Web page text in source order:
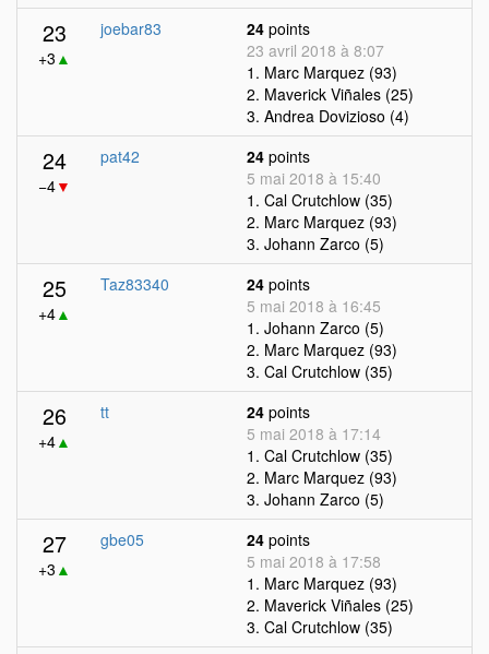
23
+3 ▲
joebar83 24 points
23 avril 2018 à 8:07
1. Marc Marquez (93)
2. Maverick Viñales (25)
3. Andrea Dovizioso (4)
24
−4▼
pat42 24 points
5 mai 2018 à 15:40
1. Cal Crutchlow (35)
2. Marc Marquez (93)
3. Johann Zarco (5)
25
+4▲
Taz83340 24 points
5 mai 2018 à 16:45
1. Johann Zarco (5)
2. Marc Marquez (93)
3. Cal Crutchlow (35)
26
+4▲
tt 24 points
5 mai 2018 à 17:14
1. Cal Crutchlow (35)
2. Marc Marquez (93)
3. Johann Zarco (5)
27
+3 ▲
gbe05 24 points
5 mai 2018 à 17:58
1. Marc Marquez (93)
2. Maverick Viñales (25)
3. Cal Crutchlow (35)